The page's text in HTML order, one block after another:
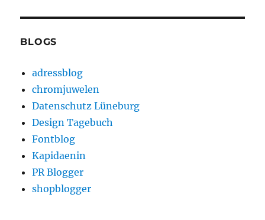
BLOGS
adressblog
chromjuwelen
Datenschutz Lüneburg
Design Tagebuch
Fontblog
Kapidaenin
PR Blogger
shopblogger